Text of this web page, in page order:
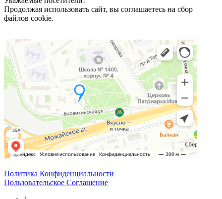
Продолжая использовать сайт, вы соглашаетесь на сбор
файлов cookie.
Политика Конфиденциальности
Пользовательское Соглашение